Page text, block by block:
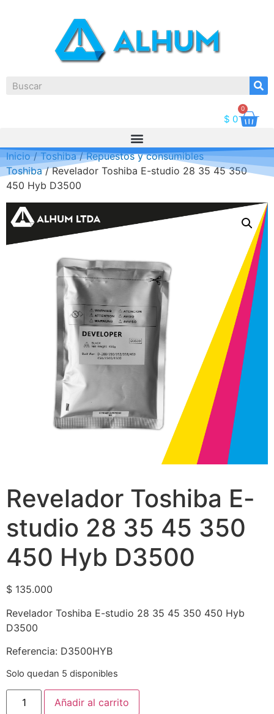
$ 0
0
Inicio/Toshiba/Repuestos y consumibles
Toshiba/ Revelador Toshiba E-studio 28 35 45 350
450 Hyb D3500
Revelador Toshiba E-
studio 28 35 45 350
450 Hyb D3500
$ 135.000
Revelador Toshiba E-studio 28 35 45 350 450 Hyb
D3500
Referencia: D3500HYB
Solo quedan 5 disponibles
Añadir al carrito